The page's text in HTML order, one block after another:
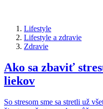
Lifestyle
Lifestyle a zdravie
Zdravie
Ako sa zbaviť
liekov
So stresom sme sa stretli už